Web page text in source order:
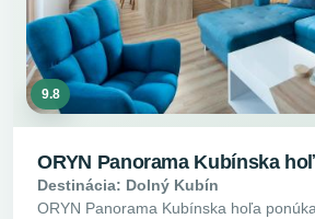
9.8
ORYN Panorama Kubínska
Destinácia: Dolný Kubín
ORYN Panorama Kubínska hoľa